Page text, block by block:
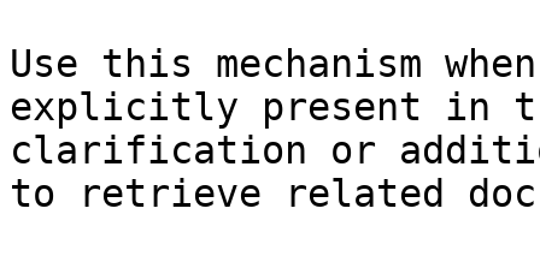
Use this mechanism
explicitly present in
clarification or